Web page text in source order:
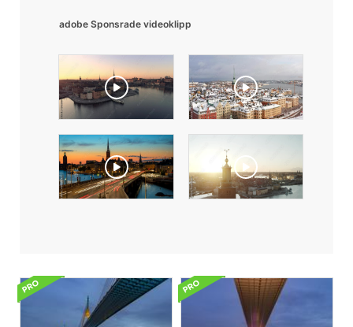
adobe Sponsrade videoklipp